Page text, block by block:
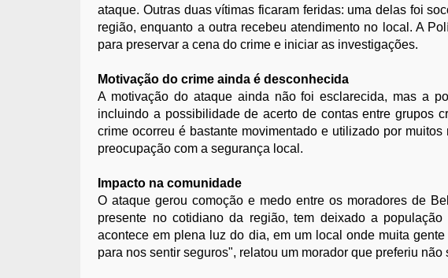
ataque. Outras duas vítimas ficaram feridas: uma delas foi
região, enquanto a outra recebeu atendimento no local. A
para preservar a cena do crime e iniciar as investigações.
Motivação do crime ainda é desconhecida
A motivação do ataque ainda não foi esclarecida, mas a
incluindo a possibilidade de acerto de contas entre grupos
crime ocorreu é bastante movimentado e utilizado por
preocupação com a segurança local.
Impacto na comunidade
O ataque gerou comoção e medo entre os moradores de
presente no cotidiano da região, tem deixado a
acontece em plena luz do dia, em um local onde muita
para nos sentir seguros", relatou um morador que preferiu não